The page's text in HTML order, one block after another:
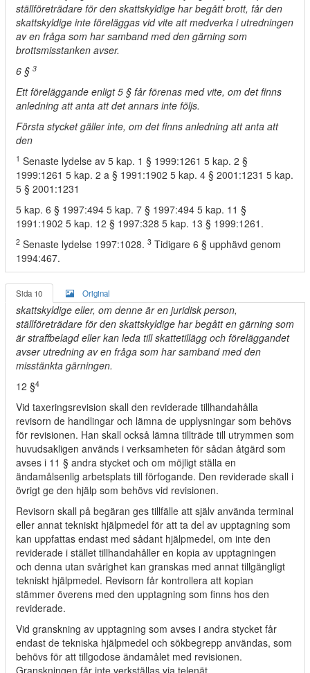
ställföreträdare för den skattskyldige har begått brott, får den
skattskyldige inte föreläggas vid vite att medverka i utredningen
av en fråga som har samband med den gärning som
brottsmisstanken avser.
6 § 3
Ett föreläggande enligt 5 § får förenas med vite, om det finns
anledning att anta att det annars inte följs.
Första stycket gäller inte, om det finns anledning att anta att
den
1 Senaste lydelse av 5 kap. 1 § 1999:1261 5 kap. 2 §
1999:1261 5 kap. 2 a § 1991:1902 5 kap. 4 § 2001:1231 5 kap.
5 § 2001:1231
5 kap. 6 § 1997:494 5 kap. 7 § 1997:494 5 kap. 11 §
1991:1902 5 kap. 12 § 1997:328 5 kap. 13 § 1999:1261.
2 Senaste lydelse 1997:1028. 3 Tidigare 6 § upphävd genom
1994:467.
Sida 10 Original
skattskyldige eller, om denne är en juridisk person,
ställföreträdare för den skattskyldige har begått en gärning som
är straffbelagd eller kan leda till skattetillägg och föreläggandet
avser utredning av en fråga som har samband med den
misstänkta gärningen.
12 §4
Vid taxeringsrevision skall den reviderade tillhandahålla
revisorn de handlingar och lämna de upplysningar som behövs
för revisionen. Han skall också lämna tillträde till utrymmen som
huvudsakligen används i verksamheten för sådan åtgärd som
avses i 11 § andra stycket och om möjligt ställa en
ändamålsenlig arbetsplats till förfogande. Den reviderade skall i
övrigt ge den hjälp som behövs vid revisionen.
Revisorn skall på begäran ges tillfälle att själv använda terminal
eller annat tekniskt hjälpmedel för att ta del av upptagning som
kan uppfattas endast med sådant hjälpmedel, om inte den
reviderade i stället tillhandahåller en kopia av upptagningen
och denna utan svårighet kan granskas med annat tillgängligt
tekniskt hjälpmedel. Revisorn får kontrollera att kopian
stämmer överens med den upptagning som finns hos den
reviderade.
Vid granskning av upptagning som avses i andra stycket får
endast de tekniska hjälpmedel och sökbegrepp användas, som
behövs för att tillgodose ändamålet med revisionen.
Granskningen får inte verkställas via telenät.